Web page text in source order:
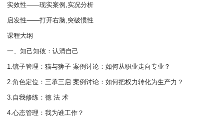
实效性——现实案例,实况分析
启发性——打开右脑,突破惯性
课程大纲
一、知己知彼：认清自己
1.镜子管理：猫与狮子 案例讨论：如何从职业走向专业？
2.角色定位：三承三启 案例讨论：如何把权力转化为生产力？
3.自我修练：德 法 术
4.心态管理：我为谁工作？